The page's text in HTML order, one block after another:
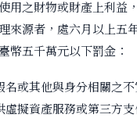
用之財物或財產上利益
來源者，處六月以上五
幣五千萬元以下罰金：
名或其他與身分相關之
虛擬資產服務或第三方